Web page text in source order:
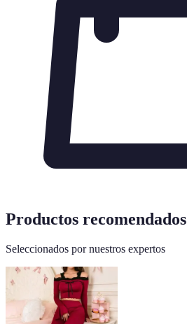
Productos recomendados
Seleccionados por nuestros expertos